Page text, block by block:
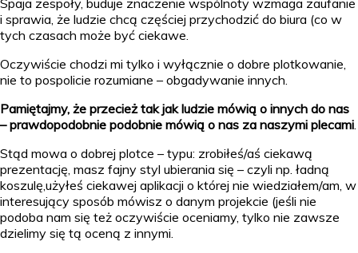
Spaja zespoły, buduje znaczenie wspólnoty wzmaga zaufanie
i sprawia, że ludzie chcą częściej przychodzić do biura (co w
tych czasach może być ciekawe.
Oczywiście chodzi mi tylko i wyłącznie o dobre plotkowanie,
nie to pospolicie rozumiane – obgadywanie innych.
Pamiętajmy, że przecież tak jak ludzie mówią o innych do nas
– prawdopodobnie podobnie mówią o nas za naszymi plecami.
Stąd mowa o dobrej plotce – typu: zrobiłeś/aś ciekawą
prezentację, masz fajny styl ubierania się – czyli np. ładną
koszulę,użyłeś ciekawej aplikacji o której nie wiedziałem/am, w
interesujący sposób mówisz o danym projekcie (jeśli nie
podoba nam się też oczywiście oceniamy, tylko nie zawsze
dzielimy się tą oceną z innymi.